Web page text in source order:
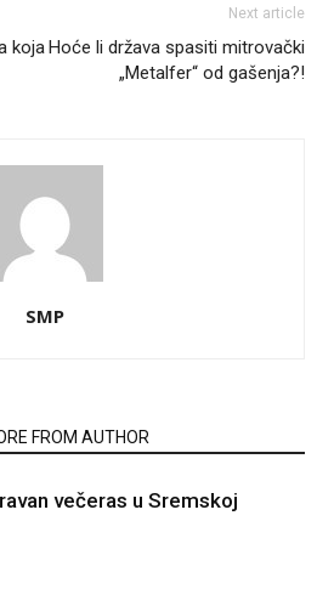
koja
Next article
Hoće li država spasiti mitrovački
„Metalfer“ od gašenja?!
SMP
FROM AUTHOR
večeras u Sremskoj